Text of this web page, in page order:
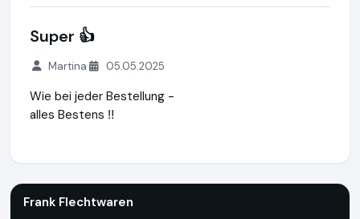
Super 👍
Martina 05.05.2025
Wie bei jeder Bestellung -
alles Bestens ‼️
Frank Flechtwaren